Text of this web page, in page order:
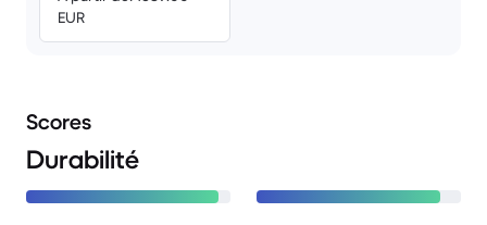
EUR
Scores
Durabilité